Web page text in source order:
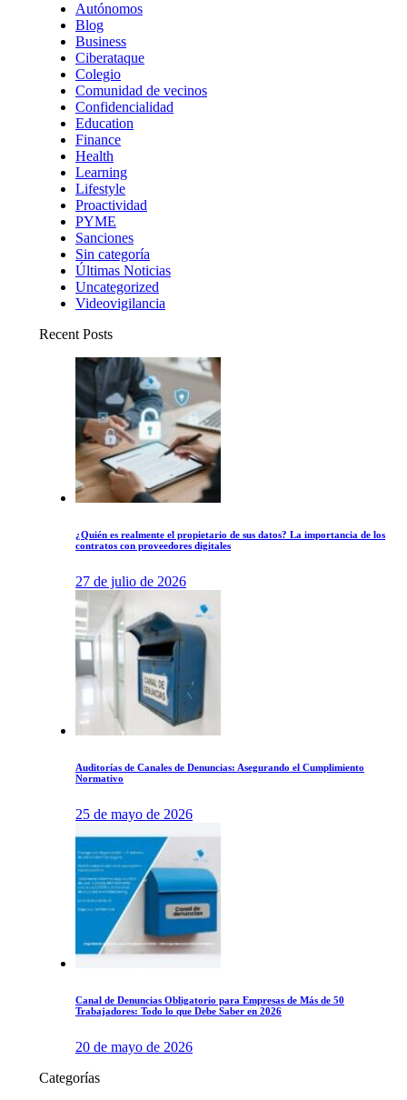
Autónomos
Blog
Business
Ciberataque
Colegio
Comunidad de vecinos
Confidencialidad
Education
Finance
Health
Learning
Lifestyle
Proactividad
PYME
Sanciones
Sin categoría
Últimas Noticias
Uncategorized
Videovigilancia
Recent Posts
¿Quién es realmente el propietario de sus datos? La importancia de los
contratos con proveedores digitales
27 de julio de 2026
Auditorías de Canales de Denuncias: Asegurando el Cumplimiento
Normativo
25 de mayo de 2026
Canal de Denuncias Obligatorio para Empresas de Más de 50
Trabajadores: Todo lo que Debe Saber en 2026
20 de mayo de 2026
Categorías